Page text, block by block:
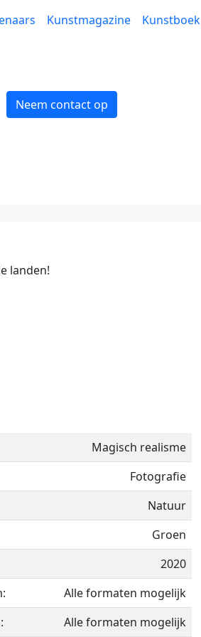
Kunstmagazine Kunstboek
Neem contact op
Magisch realisme
Fotografie
Natuur
Groen
2020
Alle formaten mogelijk